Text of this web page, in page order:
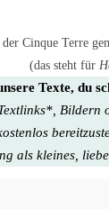
Cinque Terre
(das steht für
Texte, du
Bildern
als kleines,